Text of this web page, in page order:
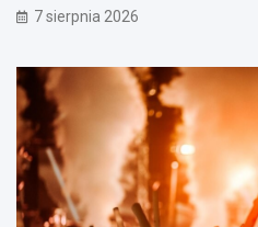
7 sierpnia 2026